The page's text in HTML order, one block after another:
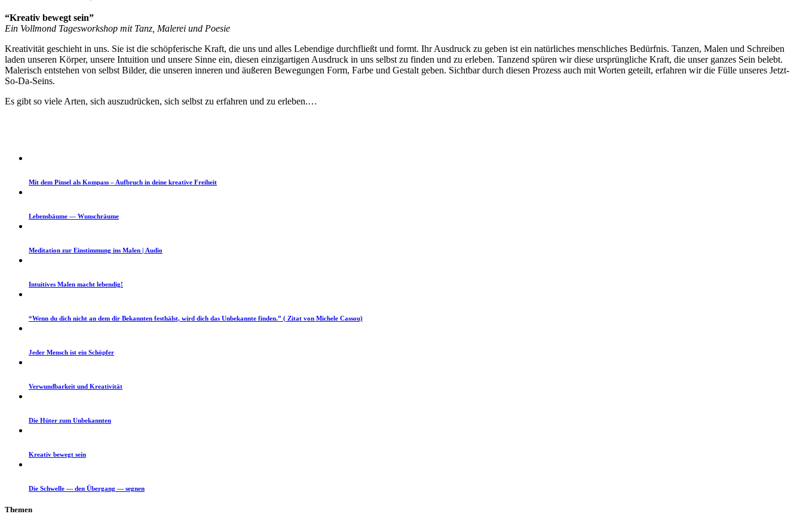
“Kreativ bewegt sein”
Ein Voll­mond Tageswork­shop mit Tanz, Malerei und Poesie
Kreativ­ität geschieht in uns. Sie ist die schöpferische Kraft, die uns und alles Lebendi­ge durch­fließt und formt. Ihr Aus­druck zu geben ist ein natür­lich­es men­schlich­es Bedürf­nis. Tanzen, Malen und Schreiben
laden unseren Kör­p­er, unsere Intu­ition und unsere Sinne ein, diesen einzi­gar­ti­gen Aus­druck in uns selb­st zu find­en und zu erleben. Tanzend spüren wir diese ursprüngliche Kraft, die unser ganzes Sein belebt.
Malerisch entste­hen von selb­st Bilder, die unseren inneren und äußeren Bewe­gun­gen Form, Farbe und Gestalt geben. Sicht­bar durch diesen Prozess auch mit Worten geteilt, erfahren wir die Fülle unseres Jet­zt-
So-Da-Seins.
Es gibt so viele Arten, sich auszu­drück­en, sich selb­st zu erfahren und zu erleben.…
Mit dem Pin­sel als Kom­pass – Auf­bruch in deine kreative Freiheit
Lebens­bäume — Wunschräume
Med­i­ta­tion zur Ein­stim­mung ins Malen | Audio
Intu­itives Malen macht lebendig!
“Wenn du dich nicht an dem dir Bekan­nten fes­thälst, wird dich das Unbekan­nte find­en.” ( Zitat von Michele Cassou)
Jed­er Men­sch ist ein Schöpfer
Ver­wund­barkeit und Kreativität
Die Hüter zum Unbekannten
Kreativ bewegt sein
Die Schwelle — den Über­gang — segnen
The­men